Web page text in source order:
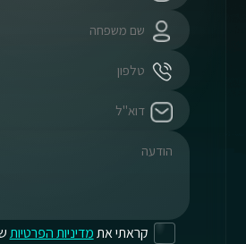
קראתי אתמדיניות הפרטיות